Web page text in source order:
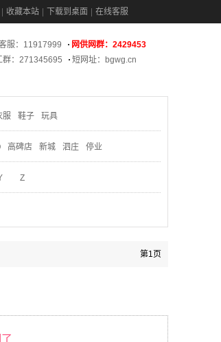
收藏本站 下载到桌面 在线客服
服：11917999
网供网群：2429453
群：271345695
短网址：bgwg.cn
服 鞋子 玩具
高碑店 新城 泗庄 停业
Z
第1页